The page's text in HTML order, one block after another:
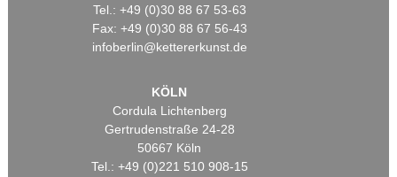
Tel.: +49 (0)30 88 67 53-63
Fax: +49 (0)30 88 67 56-43
infoberlin@kettererkunst.de
KÖLN
Cordula Lichtenberg
Gertrudenstraße 24-28
50667 Köln
Tel.: +49 (0)221 510 908-15